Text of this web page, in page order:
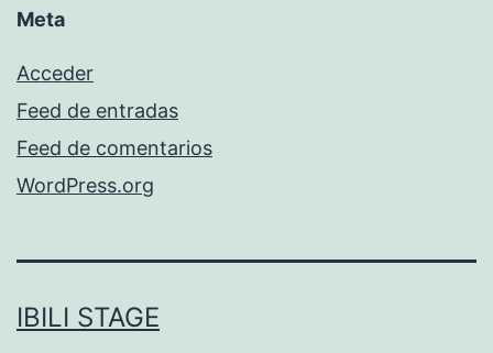
Meta
Acceder
Feed de entradas
Feed de comentarios
WordPress.org
IBILI STAGE